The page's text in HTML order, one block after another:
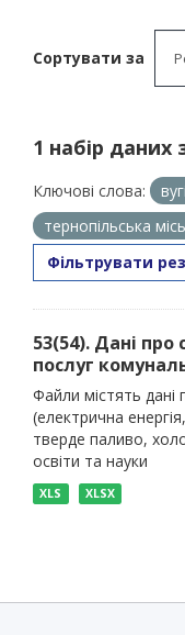
Сортувати за
1 набір даних
Ключові слова:
тернопільська
Фільтрувати
53(54). Дані
послуг
Файли містять
(електрична
тверде паливо,
освіти та науки
XLS XLSX